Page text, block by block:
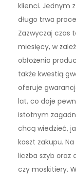
klienci. Jednym
długo trwa
Zazwyczaj czas
miesięcy, w
obłożenia
także kwestią
oferuje
lat, co daje
istotnym
chcą wiedzieć,
koszt zakupu.
liczba szyb oraz
czy moskitiery.